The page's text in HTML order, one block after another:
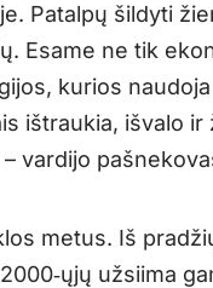
Patalpų šildyti
Esame ne tik
kurios
ištraukia, išvalo ir
vardijo
metus. Iš
užsiima